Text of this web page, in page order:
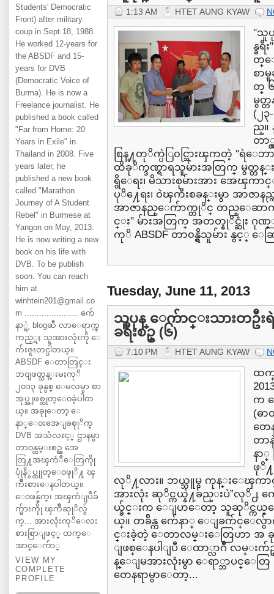
Students' Democratic
Front) after military
coup in Sept 18, 1988.
He worked 12-years for
the ABSDF and 15-
years for DVB
(Democratic Voice of
Burma). He is now a
Freelance journalist. He
published a book called
"Far from Home: 20
Years in Exile" in
Thailand in 2008. Five
years later, he
published a new book
called "Marathon
Journey of A Student
Rebel" in Burmese at
Yangon on May, 2013.
He is now writing a new
book on his life with
DVB. To be publish
soon. You can reach
him at
winhtein201@gmail.co
m ...................... က်ေ
နာ္ရဲ့ blogဆီ လာေရာက္ၾ
ကည့္ရႈ သူအားလုံးကို ေ
က်းဇူးတင္ပါတယ္။
ABSDF ေတာတြင္း
ဘ၀ျဖတ္သန္းမႈကုိ
၂၀၁၃ ခုနွစ္ ေမလမွာ စာ
အုပ္အျဖစ္ထုတ္ေ၀ခဲ့ပါတ
ယ္။ အခုုေတာ့ ေ
နာ္ေ၀းအေျခစုုိက္
DVB အသံလႊင့္ ဌာနမွာ
တာ၀န္ထမ္းစဥ္က အေ
တြ႔အၾကံဳေတြကိုု
ပုုံနိွပ္ထုုတ္ေ၀ဖုုိ႔ ၾ
ကိဳးစားေနပါတယ္။
ေ၀ဖန္ခ်က္၊ အၾကံျပဳခ်
က္မ်ားကိုု ၾကိဳဆုုိလ်ွ
က္... အားလုံးကုိေလး
စားစြာျဖင့္ ထက္ေ
အာင္ေက်ာ္
VIEW MY
COMPLETE
PROFILE
1:13 AM HTET AUNG KYAW
''သူ
န္ခ
တ္ေ
စာ
တ္ ၆
မွတ္
(၂
ည္။
တာ္
စြန္႔တုိက္ပဲြ၀င္သြားၾကတဲ့ ''ရဲေ
ထိခုိက္ဒဏ္ရာရသူမ်ားအတြက္ မွတ္တန္း
ရွိေရး၊ မိသားစုမ်ားအား အေၾ
ပုိ႔ေရး၊ ၀ဲၾကီးစခန္းမွာ အာဇာန
အာဇာနည္ေက်ာက္တုိင္ တည္ေဆာက္
င္း'' မ်ားအတြက္ အတတ္နုိင္ဆုံး ဂုဏ္
ကုိ ABSDF တာ၀န္ရွိသူမ်ား နွင့္ ေဆ
Tuesday, June 11, 2013
သူပုန္ ေက်ာင္းသားတဦ
ခရီးစဥ္ (၆)
7:10 PM HTET AUNG KYAW
ထက္
က
(ဓ
တေ
တာ
နာ္
ဖုိ႔
လုိ႔လား။ ဘယ္သူမွ ကုန္းေၾကာ
အားလုံး ဆုိင္ကယ္နဲ႔ခ်ည္းပဲ”လုိ႕
ယ္ခ်င္းက ေျပာေတာ့ သူဆုိင္ကယ္
ယ္။ တခ်ိန္က က်ေနာ္ ေျခက်င္ေလွ်
င္းခဲ့တဲ့ ေတာလမ္းေတြဟာ အ ခု
ျဖစ္ေနပါျပီ ေထာ္လာဂ်ီ လမ္
န္ေျမအားလုံးမွာ ေရာ္ဘာပင္ေတ
တေနရာမွာေတာ့...